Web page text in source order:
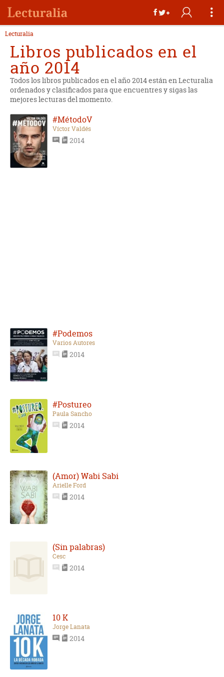
Lecturalia
Libros publicados en el
año 2014
Todos los libros publicados en el año 2014 están en Lecturalia
ordenados y clasificados para que encuentres y sigas las
mejores lecturas del momento.
#MétodoV
Víctor Valdés
2014
#Podemos
Varios Autores
2014
#Postureo
Paula Sancho
2014
(Amor) Wabi Sabi
Arielle Ford
2014
(Sin palabras)
Cesc
2014
10 K
Jorge Lanata
2014